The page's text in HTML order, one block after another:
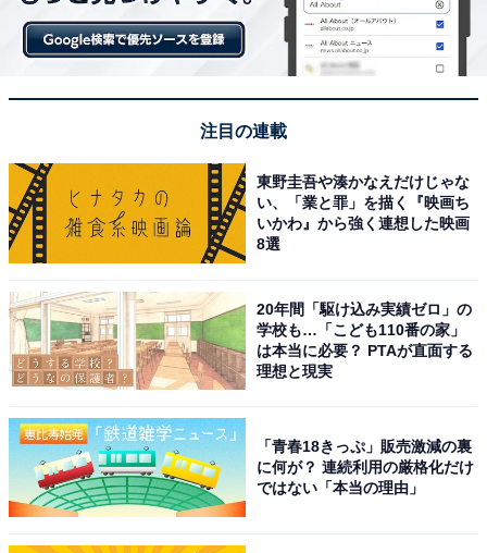
た。
今後については、「収入と勤務時間の調整が可能であれ
家賃もそこそこで間取りも一部屋増えることが出来れ
ば。住宅購入はリスクが高いので検討してません」と話
しました。
※回答者コメントは原文ママです
【おすすめ記事】
・
「物価は上がったのに給料は上がらず不満」年収420万
円・都内シングルマザーの1カ月のリアルな収支内訳
・
注目の連載
東野圭吾や湊かなえだけじゃな
い、「業と罪」を描く『映画ち
いかわ』から強く連想した映画
8選
20年間「駆け込み実績ゼロ」の
学校も…「こども110番の家」
は本当に必要？ PTAが直面する
理想と現実
「青春18きっぷ」販売激減の裏
に何が？ 連続利用の厳格化だけ
ではない「本当の理由」